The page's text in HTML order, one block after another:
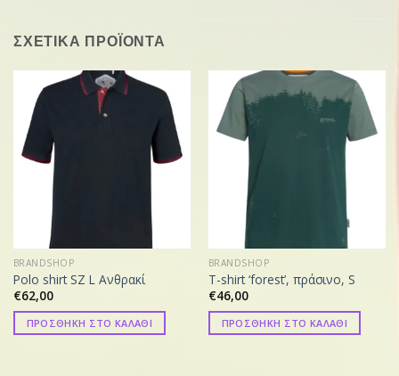
ΣΧΕΤΙΚΑ ΠΡΟΪΟΝΤΑ
BRANDSHOP
Polo shirt SZ L Ανθρακί
€62,00
ΠΡΟΣΘΗΚΗ ΣΤΟ ΚΑΛΑΘΙ
BRANDSHOP
T-shirt ‘forest’, πράσινο, S
€46,00
ΠΡΟΣΘΗΚΗ ΣΤΟ ΚΑΛΑΘΙ